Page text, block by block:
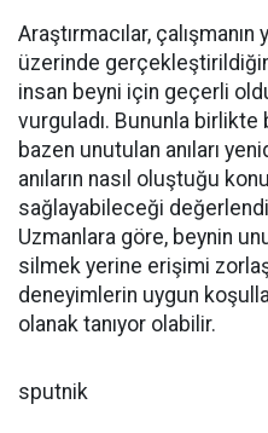
Araştırmacılar,
üzerinde
insan beyni için geçerli
vurguladı. Bununla birlikte
bazen unutulan anıları
anıların nasıl oluştuğu
sağlayabileceği
Uzmanlara göre, beynin
silmek yerine erişimi
deneyimlerin uygun
olanak tanıyor olabilir.
sputnik